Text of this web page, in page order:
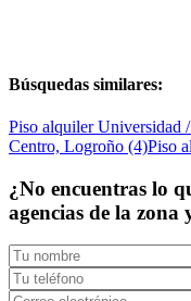
Búsquedas similares:
Piso alquiler
Centro, Logroño (4)Piso
¿No encuentras lo
agencias de la